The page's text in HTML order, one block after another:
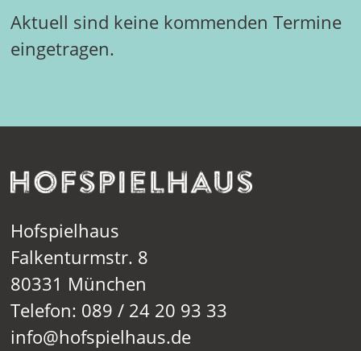
Aktuell sind keine kommenden Termine
eingetragen.
Hofspielhaus
Falkenturmstr. 8
80331 München
Telefon: 089 / 24 20 93 33
info@hofspielhaus.de